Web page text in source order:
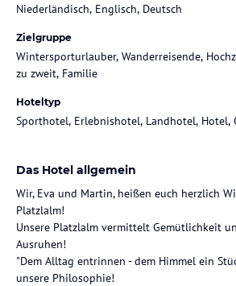
Niederländisch, Englisch, Deutsch
Zielgruppe
Wintersporturlauber, Wanderreisende,
zu zweit, Familie
Hoteltyp
Sporthotel, Erlebnishotel, Landhotel, Hotel,
Das Hotel allgemein
Wir, Eva und Martin, heißen euch herzlich
Platzlalm!
Unsere Platzlalm vermittelt Gemütlichkeit
Ausruhen!
"Dem Alltag entrinnen - dem Himmel ein
unsere Philosophie!